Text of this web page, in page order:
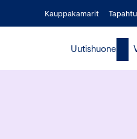
Kauppakamarit
Uutishuone